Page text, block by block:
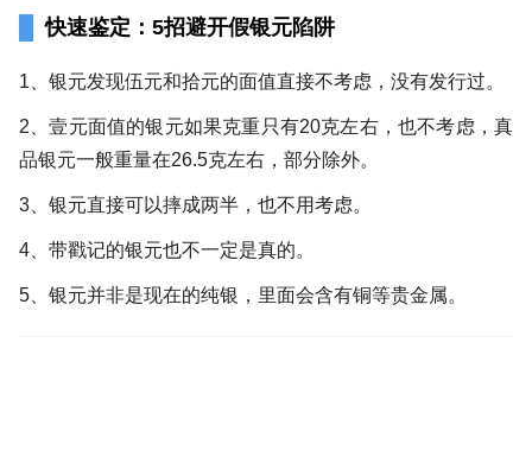
快速鉴定：5招避开假银元陷阱
1、银元发现伍元和拾元的面值直接不考虑，没有发行过。
2、壹元面值的银元如果克重只有20克左右，也不考虑，真
品银元一般重量在26.5克左右，部分除外。
3、银元直接可以摔成两半，也不用考虑。
4、带戳记的银元也不一定是真的。
5、银元并非是现在的纯银，里面会含有铜等贵金属。